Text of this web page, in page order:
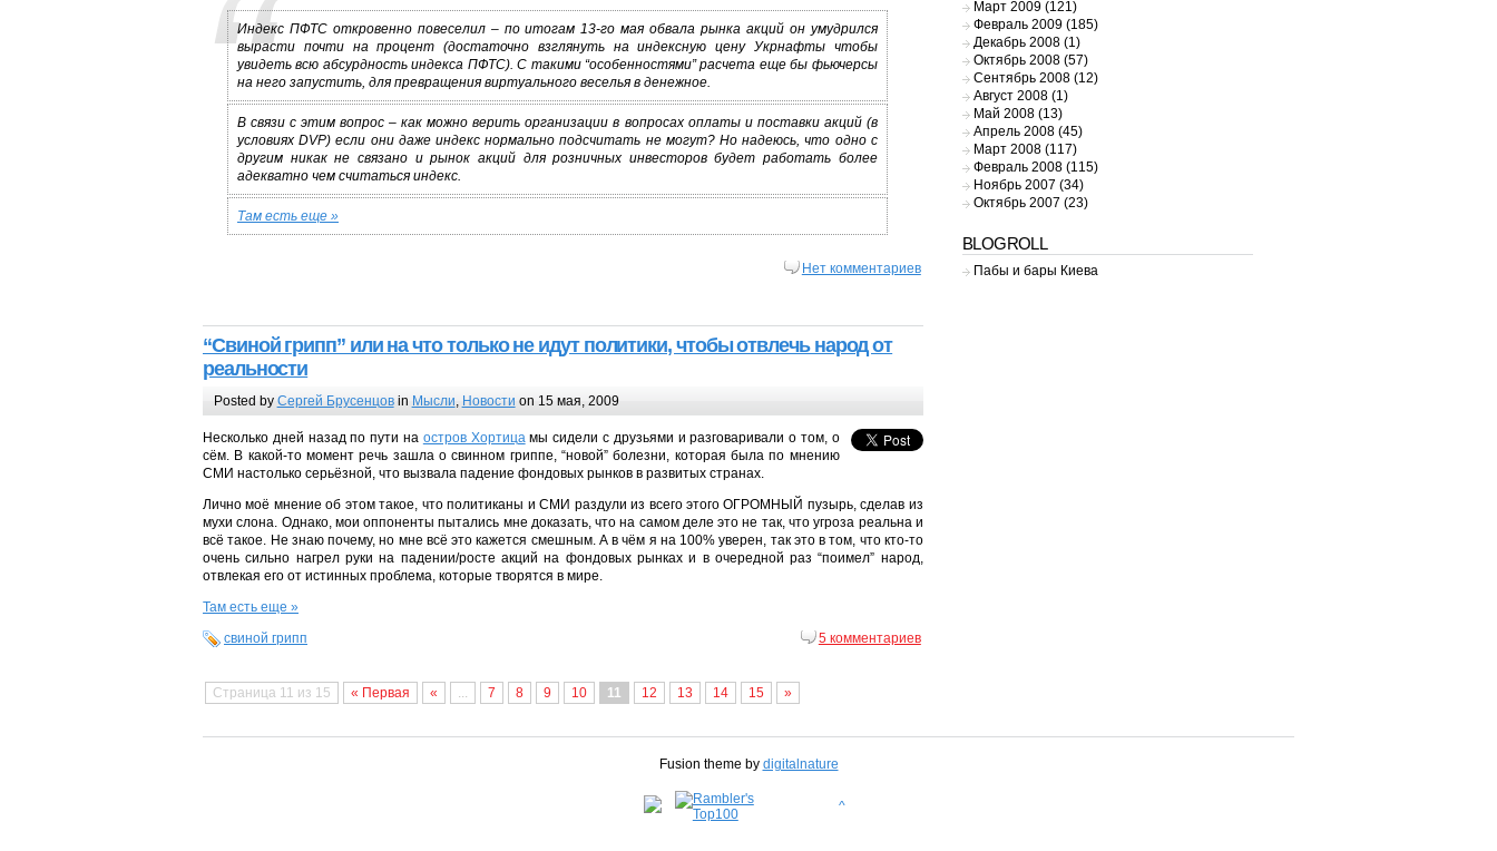
Индекс ПФТС откровенно повеселил – по итогам 13-го мая обвала рынка акций он умудрился
вырасти почти на процент (достаточно взглянуть на индексную цену Укрнафты чтобы
увидеть всю абсурдность индекса ПФТС). С такими “особенностями” расчета еще бы фьючерсы
на него запустить, для превращения виртуального веселья в денежное.
В связи с этим вопрос – как можно верить организации в вопросах оплаты и поставки акций (в
условиях DVP) если они даже индекс нормально подсчитать не могут? Но надеюсь, что одно с
другим никак не связано и рынок акций для розничных инвесторов будет работать более
адекватно чем считаться индекс.
Там есть еще »
Нет комментариев
“Свиной грипп” или на что только не идут политики, чтобы отвлечь народ от
реальности
Posted by Сергей Брусенцовin Мысли, Новости on 15 мая, 2009
Несколько дней назад по пути на остров Хортица мы сидели с друзьями и разговаривали о том, о
сём. В какой-то момент речь зашла о свинном гриппе, “новой” болезни, которая была по мнению
СМИ настолько серьёзной, что вызвала падение фондовых рынков в развитых странах.
Лично моё мнение об этом такое, что политиканы и СМИ раздули из всего этого ОГРОМНЫЙ пузырь, сделав из
мухи слона. Однако, мои оппоненты пытались мне доказать, что на самом деле это не так, что угроза реальна и
всё такое. Не знаю почему, но мне всё это кажется смешным. А в чём я на 100% уверен, так это в том, что кто-то
очень сильно нагрел руки на падении/росте акций на фондовых рынках и в очередной раз “поимел” народ,
отвлекая его от истинных проблема, которые творятся в мире.
Там есть еще »
свиной грипп
5 комментариев
Страница 11 из 15 « Первая « ... 7 8 9 10 11 12 13 14 15 »
Март 2009(121)
Февраль 2009(185)
Декабрь 2008(1)
Октябрь 2008(57)
Сентябрь 2008(12)
Август 2008(1)
Май 2008(13)
Апрель 2008(45)
Март 2008(117)
Февраль 2008(115)
Ноябрь 2007 (34)
Октябрь 2007 (23)
BLOGROLL
Пабы и бары Киева
Fusion theme by digitalnature
^